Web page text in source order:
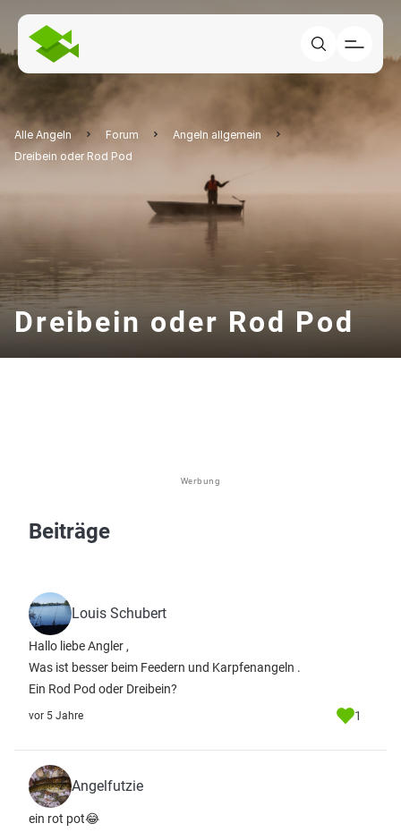
Alle Angeln Forum
Angeln allgemein
Dreibein oder Rod Pod
Dreibein oder Rod Pod
Werbung
Beiträge
Louis Schubert
Hallo liebe Angler ,
Was ist besser beim Feedern und Karpfenangeln .
Ein Rod Pod oder Dreibein?
vor 5 Jahre 1
Angelfutzie
ein rot pot😂